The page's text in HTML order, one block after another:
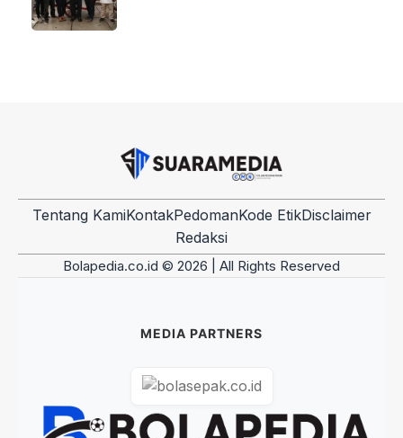
Tentang KamiKontakPedomanKode EtikDisclaimer
Redaksi
Bolapedia.co.id © 2026 | All Rights Reserved
MEDIA PARTNERS